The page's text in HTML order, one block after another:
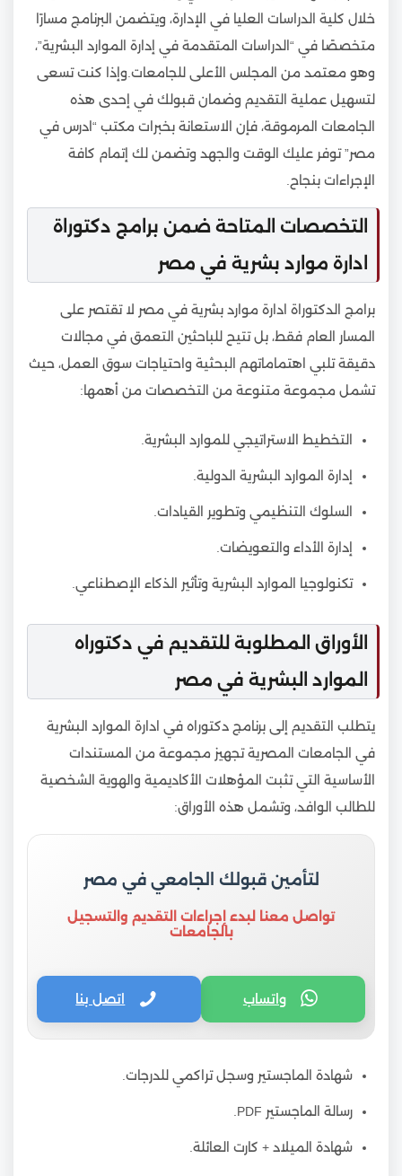
خلال كلية الدراسات العليا في الإدارة، ويتضمن البرنامج مسارًا
متخصصًا في “الدراسات المتقدمة في إدارة الموارد البشرية”،
وهو معتمد من المجلس الأعلى للجامعات.وإذا كنت تسعى
لتسهيل عملية التقديم وضمان قبولك في إحدى هذه
الجامعات المرموقة، فإن الاستعانة بخبرات مكتب “ادرس في
مصر” توفر عليك الوقت والجهد وتضمن لك إتمام كافة
الإجراءات بنجاح.
التخصصات المتاحة ضمن برامج دكتوراة
ادارة موارد بشرية في مصر
برامج الدكتوراة ادارة موارد بشرية في مصر لا تقتصر على
المسار العام فقط، بل تتيح للباحثين التعمق في مجالات
دقيقة تلبي اهتماماتهم البحثية واحتياجات سوق العمل، حيث
تشمل مجموعة متنوعة من التخصصات من أهمها:
التخطيط الاستراتيجي للموارد البشرية.
إدارة الموارد البشرية الدولية.
السلوك التنظيمي وتطوير القيادات.
إدارة الأداء والتعويضات.
تكنولوجيا الموارد البشرية وتأثير الذكاء الإصطناعي.
الأوراق المطلوبة للتقديم في دكتوراه
الموارد البشرية في مصر
يتطلب التقديم إلى برنامج دكتوراه في ادارة الموارد البشرية
في الجامعات المصرية تجهيز مجموعة من المستندات
الأساسية التي تثبت المؤهلات الأكاديمية والهوية الشخصية
للطالب الوافد، وتشمل هذه الأوراق:
لتأمين قبولك الجامعي في مصر
تواصل معنا لبدء إجراءات التقديم والتسجيل
بالجامعات
واتساب اتصل بنا
شهادة الماجستير وسجل تراكمي للدرجات.
رسالة الماجستير PDF.
شهادة الميلاد + كارت العائلة.